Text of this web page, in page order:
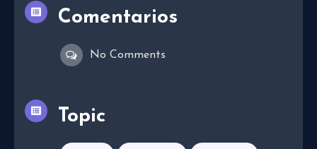
Comentarios
No Comments
Topic